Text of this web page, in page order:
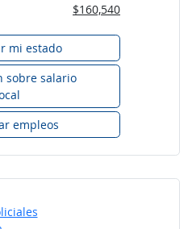
$160,540
mi estado
sobre salario
empleos